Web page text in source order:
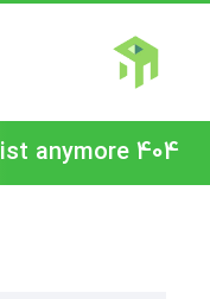
404 Error, content does not exist anymore